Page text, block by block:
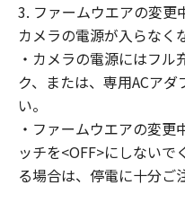
著作権表示
お客様は、「許
るキヤノンまた
の著作権表示を
してはなりませ
サポートおよび
キヤノン、キヤ
3. ファームウエアの変更
カメラの電源が入らなく
・カメラの電源にはフ
ク、または、専用ACア
い。
・ファームウエアの変
ッチを<OFF>にしない
る場合は、停電に十分ご